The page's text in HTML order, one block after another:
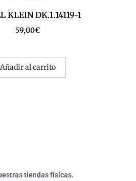
KLEIN DK.1.14119-1
59,00€
Añadir al carrito
tiendas físicas.